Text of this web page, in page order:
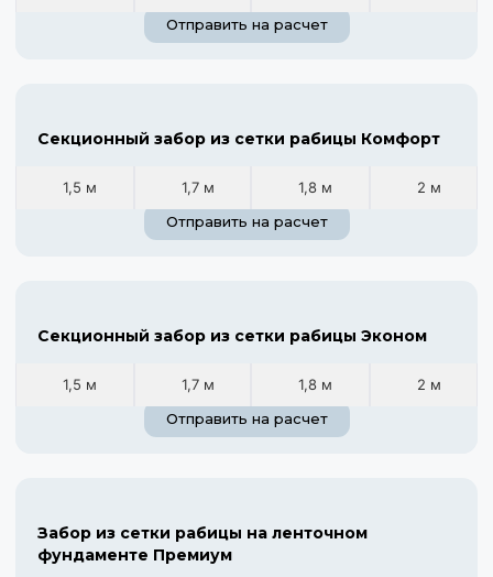
Отправить на расчет
Секционный забор из сетки рабицы Комфорт
1,5 м 1,7 м 1,8 м
2 м
Отправить на расчет
Секционный забор из сетки рабицы Эконом
1,5 м 1,7 м 1,8 м
2 м
Отправить на расчет
Забор из сетки рабицы на ленточном
фундаменте Премиум